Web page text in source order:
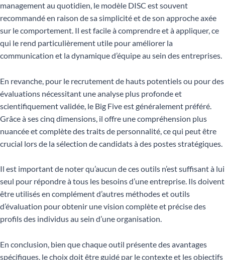
management au quotidien, le modèle DISC est souvent
recommandé en raison de sa simplicité et de son approche axée
sur le comportement. Il est facile à comprendre et à appliquer, ce
qui le rend particulièrement utile pour améliorer la
communication et la dynamique d’équipe au sein des entreprises.
En revanche, pour le recrutement de hauts potentiels ou pour des
évaluations nécessitant une analyse plus profonde et
scientifiquement validée, le Big Five est généralement préféré.
Grâce à ses cinq dimensions, il offre une compréhension plus
nuancée et complète des traits de personnalité, ce qui peut être
crucial lors de la sélection de candidats à des postes stratégiques.
Il est important de noter qu’aucun de ces outils n’est suffisant à lui
seul pour répondre à tous les besoins d’une entreprise. Ils doivent
être utilisés en complément d’autres méthodes et outils
d’évaluation pour obtenir une vision complète et précise des
profils des individus au sein d’une organisation.
En conclusion, bien que chaque outil présente des avantages
spécifiques, le choix doit être guidé par le contexte et les objectifs